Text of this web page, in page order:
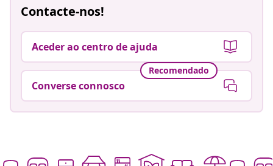
Contacte-nos!
Aceder ao centro de ajuda
Recomendado
Converse connosco